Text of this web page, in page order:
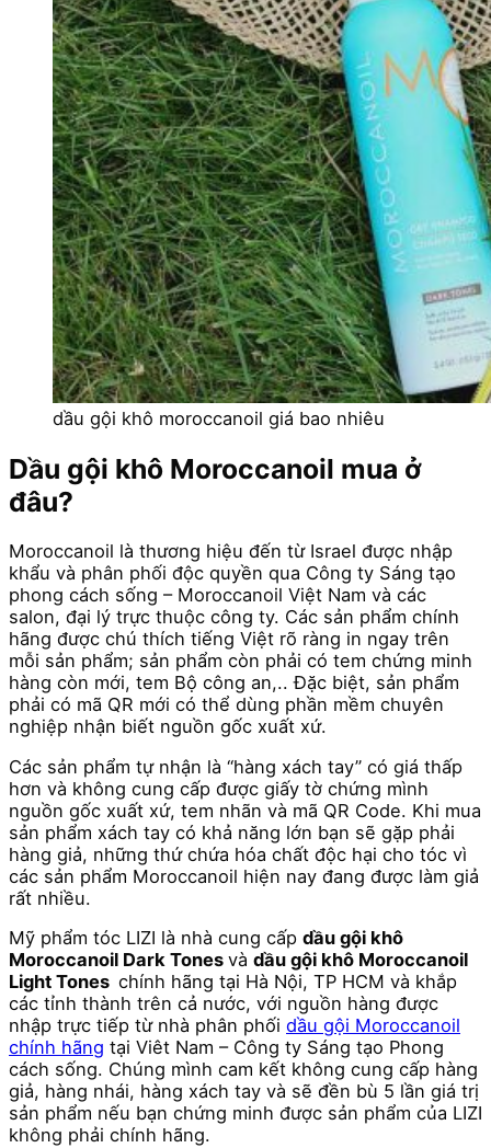
dầu gội khô moroccanoil giá bao nhiêu
Dầu gội khô Moroccanoil mua ở
đâu?
Moroccanoil là thương hiệu đến từ Israel được nhập
khẩu và phân phối độc quyền qua Công ty Sáng tạo
phong cách sống – Moroccanoil Việt Nam và các
salon, đại lý trực thuộc công ty. Các sản phẩm chính
hãng được chú thích tiếng Việt rõ ràng in ngay trên
mỗi sản phẩm; sản phẩm còn phải có tem chứng minh
hàng còn mới, tem Bộ công an,.. Đặc biệt, sản phẩm
phải có mã QR mới có thể dùng phần mềm chuyên
nghiệp nhận biết nguồn gốc xuất xứ.
Các sản phẩm tự nhận là “hàng xách tay” có giá thấp
hơn và không cung cấp được giấy tờ chứng mình
nguồn gốc xuất xứ, tem nhãn và mã QR Code. Khi mua
sản phẩm xách tay có khả năng lớn bạn sẽ gặp phải
hàng giả, những thứ chứa hóa chất độc hại cho tóc vì
các sản phẩm Moroccanoil hiện nay đang được làm giả
rất nhiều.
Mỹ phẩm tóc LIZI là nhà cung cấp dầu gội khô
Moroccanoil Dark Tones và dầu gội khô Moroccanoil
Light Tones chính hãng tại Hà Nội, TP HCM và khắp
các tỉnh thành trên cả nước, với nguồn hàng được
nhập trực tiếp từ nhà phân phối dầu gội Moroccanoil
chính hãng tại Viêt Nam – Công ty Sáng tạo Phong
cách sống. Chúng mình cam kết không cung cấp hàng
giả, hàng nhái, hàng xách tay và sẽ đền bù 5 lần giá trị
sản phẩm nếu bạn chứng minh được sản phẩm của LIZI
không phải chính hãng.